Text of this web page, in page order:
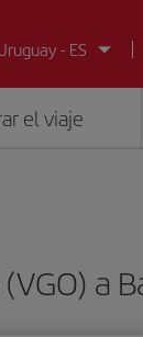
- ES
el viaje
a